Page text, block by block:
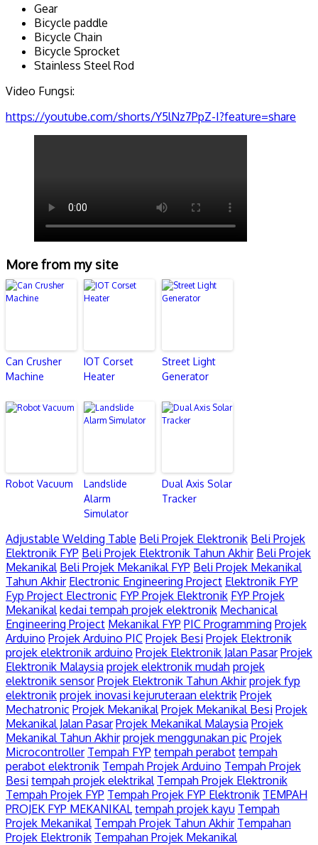
Gear
Bicycle paddle
Bicycle Chain
Bicycle Sprocket
Stainless Steel Rod
Video Fungsi:
https://youtube.com/shorts/Y5lNz7PpZ-I?feature=share
More from my site
Can Crusher
Machine
IOT Corset
Heater
Street Light
Generator
Robot Vacuum
Landslide
Alarm
Simulator
Dual Axis Solar
Tracker
Adjustable Welding Table Beli Projek Elektronik Beli Projek
Elektronik FYP Beli Projek Elektronik Tahun Akhir Beli Projek
Mekanikal Beli Projek Mekanikal FYP Beli Projek Mekanikal
Tahun Akhir Electronic Engineering Project Elektronik FYP
Fyp Project Electronic FYP Projek Elektronik FYP Projek
Mekanikal kedai tempah projek elektronik Mechanical
Engineering Project Mekanikal FYP PIC Programming Projek
Arduino Projek Arduino PIC Projek Besi Projek Elektronik
projek elektronik arduino Projek Elektronik Jalan Pasar Projek
Elektronik Malaysia projek elektronik mudah projek
elektronik sensor Projek Elektronik Tahun Akhir projek fyp
elektronik projek inovasi kejuruteraan elektrik Projek
Mechatronic Projek Mekanikal Projek Mekanikal Besi Projek
Mekanikal Jalan Pasar Projek Mekanikal Malaysia Projek
Mekanikal Tahun Akhir projek menggunakan pic Projek
Microcontroller Tempah FYP tempah perabot tempah
perabot elektronik Tempah Projek Arduino Tempah Projek
Besi tempah projek elektrikal Tempah Projek Elektronik
Tempah Projek FYP Tempah Projek FYP Elektronik TEMPAH
PROJEK FYP MEKANIKAL tempah projek kayu Tempah
Projek Mekanikal Tempah Projek Tahun Akhir Tempahan
Projek Elektronik Tempahan Projek Mekanikal